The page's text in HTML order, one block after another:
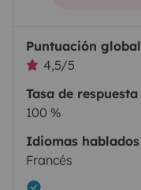
Puntuación global
4,5/5
Tasa de respuesta
100 %
Idiomas hablados
Francés